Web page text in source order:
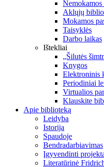
Nemokamos
Aklųjų
Mokamos
Taisyklės
Darbo laikas
Ištekliai
„Šilutės
Knygos
Elektroninis
Periodiniai
Virtualios
Klauskite
Apie biblioteką
Leidyba
Istorija
Spaudoje
Bendradarbiavimas
Įgyvendinti
Literatūrinė